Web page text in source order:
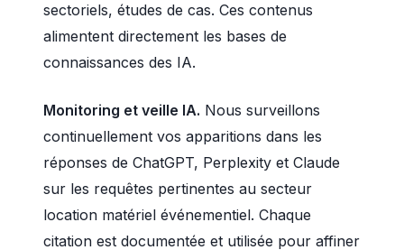
sectoriels, études de cas. Ces contenus
alimentent directement les bases de
connaissances des IA.
Monitoring et veille IA. Nous surveillons
continuellement vos apparitions dans les
réponses de ChatGPT, Perplexity et Claude
sur les requêtes pertinentes au secteur
location matériel événementiel. Chaque
citation est documentée et utilisée pour affiner